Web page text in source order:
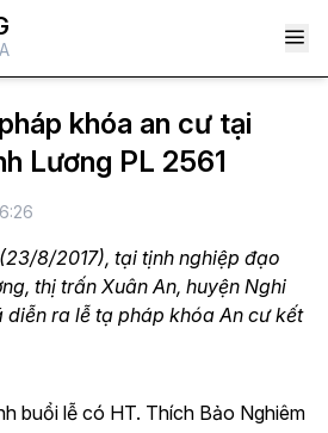
khóa an cư tại
Lương PL 2561
8/2017), tại tịnh nghiệp đạo
thị trấn Xuân An, huyện Nghi
diễn ra lễ tạ pháp khóa An cư kết
buổi lễ có HT. Thích Bảo Nghiêm